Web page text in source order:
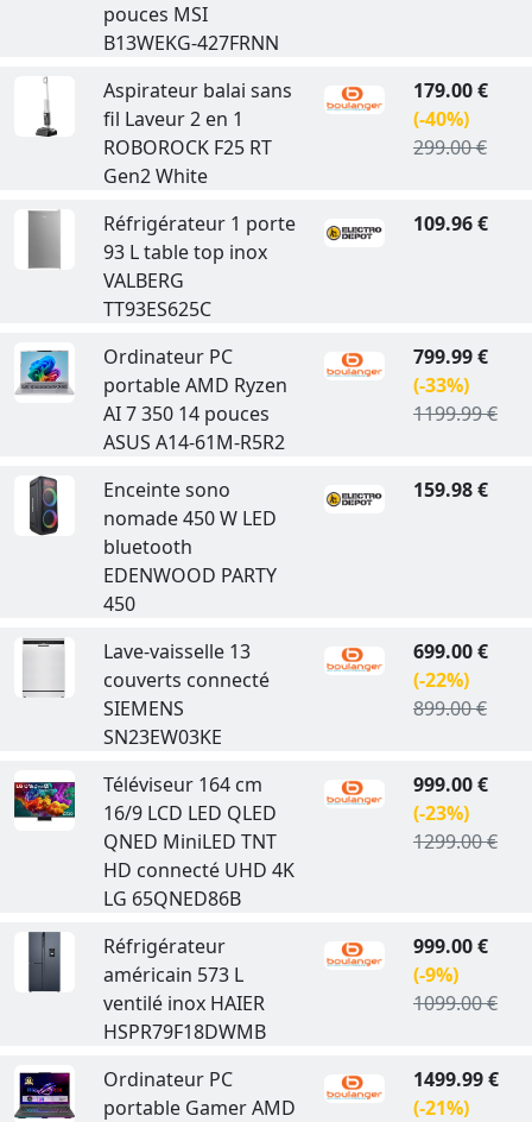
pouces MSI
B13WEKG-427FRNN
Aspirateur balai sans
fil Laveur 2 en 1
ROBOROCK F25 RT
Gen2 White
179.00 €
(-40%)
299.00 €
Réfrigérateur 1 porte
93 L table top inox
VALBERG
TT93ES625C
109.96 €
Ordinateur PC
portable AMD Ryzen
AI 7 350 14 pouces
ASUS A14-61M-R5R2
799.99 €
(-33%)
1199.99 €
Enceinte sono
nomade 450 W LED
bluetooth
EDENWOOD PARTY
450
159.98 €
Lave-vaisselle 13
couverts connecté
SIEMENS
SN23EW03KE
699.00 €
(-22%)
899.00 €
Téléviseur 164 cm
16/9 LCD LED QLED
QNED MiniLED TNT
HD connecté UHD 4K
LG 65QNED86B
999.00 €
(-23%)
1299.00 €
Réfrigérateur
américain 573 L
ventilé inox HAIER
HSPR79F18DWMB
999.00 €
(-9%)
1099.00 €
Ordinateur PC
portable Gamer AMD
1499.99 €
(-21%)